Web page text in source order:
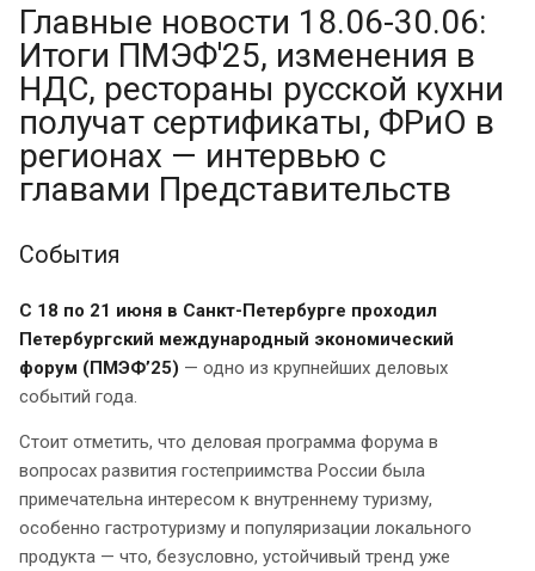
Главные новости 18.06-30.06:
Итоги ПМЭФ'25, изменения в
НДС, рестораны русской кухни
получат сертификаты, ФРиО в
регионах — интервью с
главами Представительств
События
С 18 по 21 июня в Санкт-Петербурге проходил
Петербургский международный экономический
форум (ПМЭФ’25) — одно из крупнейших деловых
событий года.
Стоит отметить, что деловая программа форума в
вопросах развития гостеприимства России была
примечательна интересом к внутреннему туризму,
особенно гастротуризму и популяризации локального
продукта — что, безусловно, устойчивый тренд уже